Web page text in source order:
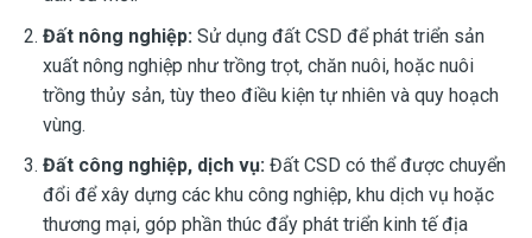
Đất nông nghiệp: Sử dụng đất CSD để phát triển sản
xuất nông nghiệp như trồng trọt, chăn nuôi, hoặc nuôi
trồng thủy sản, tùy theo điều kiện tự nhiên và quy hoạch
vùng.
Đất công nghiệp, dịch vụ: Đất CSD có thể được chuyển
đổi để xây dựng các khu công nghiệp, khu dịch vụ hoặc
thương mại, góp phần thúc đẩy phát triển kinh tế địa